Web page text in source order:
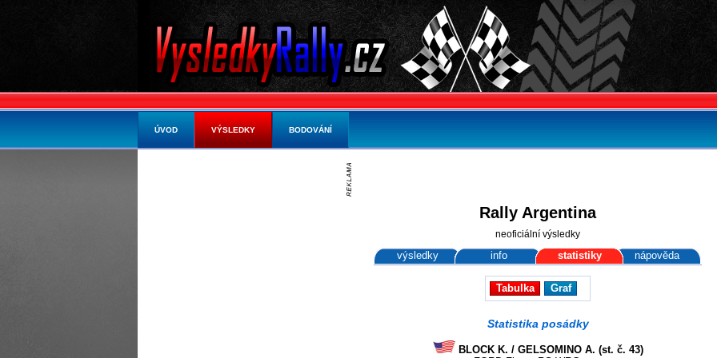
Rally Argentina
neoficiální výsledky
výsledky info statistiky nápověda
Tabulka Graf
Statistika posádky
BLOCK K. / GELSOMINO A. (st. č. 43)
ÚVOD VÝSLEDKY BODOVÁNÍ